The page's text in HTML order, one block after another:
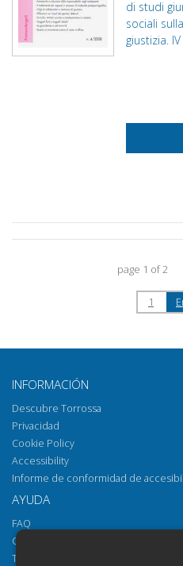
di studi
sociali
giustizia. IV
page 1 of 2
1
INFORMACIÓN
Descubre Torrossa
Privacidad
Cookie Policy
Accessibility
Informe de conformidad de
AYUDA
FAQ
Cómo abrir los archivos
Torrossa Reader